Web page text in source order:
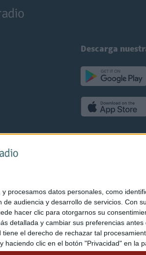
procesamos datos personales, como
audiencia y desarrollo de servicios. Con
hacer clic para otorgarnos su
detallada y cambiar sus preferencias
el derecho de rechazar tal
clic en el botón "Privacidad" en la
Descarga